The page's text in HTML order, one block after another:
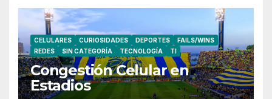
CELULARES CURIOSIDADES DEPORTES
FAILS/WINS
REDES
SIN CATEGORÍA TECNOLOGÍA TI
Congestión Celular en
Estadios